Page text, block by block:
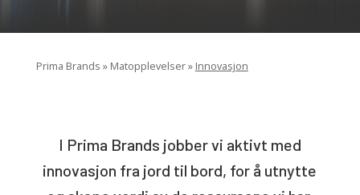
Prima Brands » Matopplevelser» Innovasjon
I Prima Brands jobber vi aktivt med
innovasjon fra jord til bord, for å utnytte